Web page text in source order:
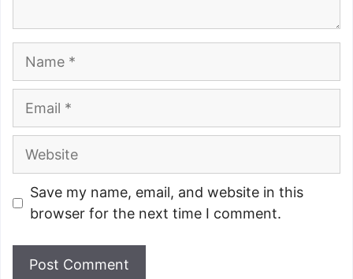
Website
Save my name, email, and website in this
browser for the next time I comment.